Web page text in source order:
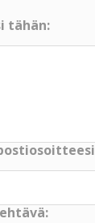
tähän: